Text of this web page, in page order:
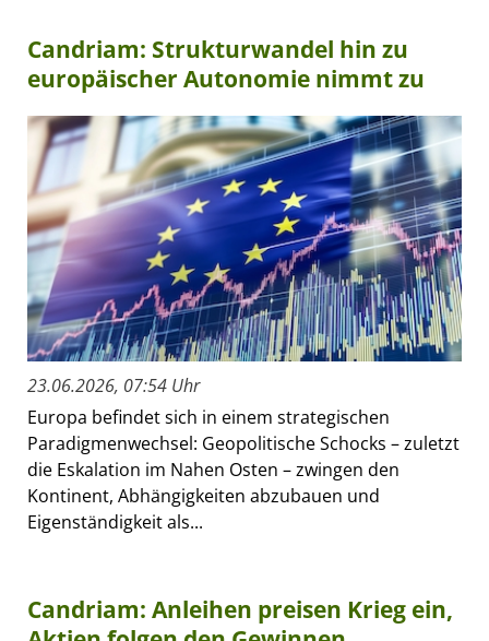
Candriam: Strukturwandel hin zu
europäischer Autonomie nimmt zu
23.06.2026, 07:54 Uhr
Europa befindet sich in einem strategischen
Paradigmenwechsel: Geopolitische Schocks – zuletzt
die Eskalation im Nahen Osten – zwingen den
Kontinent, Abhängigkeiten abzubauen und
Eigenständigkeit als...
Candriam: Anleihen preisen Krieg ein,